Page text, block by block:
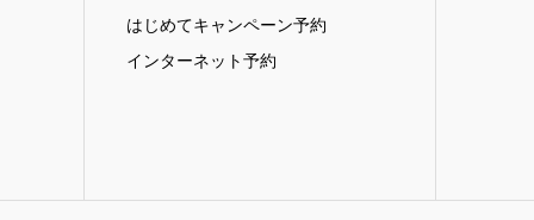
はじめてキャンペーン予約
インターネット予約